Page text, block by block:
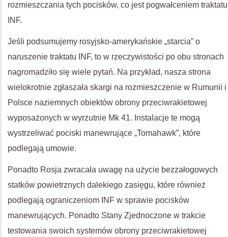
rozmieszczania tych pocisków, co jest pogwałceniem traktatu
INF.
Jeśli podsumujemy rosyjsko-amerykańskie „starcia” o
naruszenie traktatu INF, to w rzeczywistości po obu stronach
nagromadziło się wiele pytań. Na przykład, nasza strona
wielokrotnie zgłaszała skargi na rozmieszczenie w Rumunii i
Polsce naziemnych obiektów obrony przeciwrakietowej
wyposażonych w wyrzutnie Mk 41. Instalacje te mogą
wystrzeliwać pociski manewrujące „Tomahawk”, które
podlegają umowie.
Ponadto Rosja zwracała uwagę na użycie bezzałogowych
statków powietrznych dalekiego zasięgu, które również
podlegają ograniczeniom INF w sprawie pocisków
manewrujących. Ponadto Stany Zjednoczone w trakcie
testowania swoich systemów obrony przeciwrakietowej